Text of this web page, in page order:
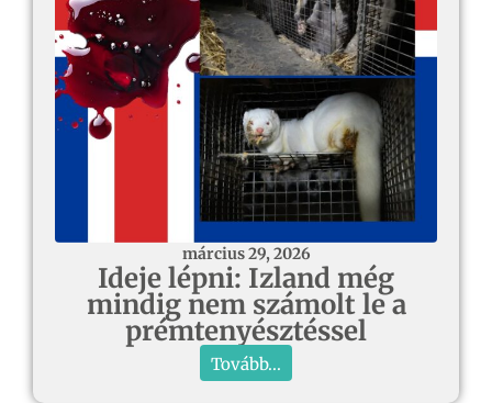
március 29, 2026
Ideje lépni: Izland még
mindig nem számolt le a
prémtenyésztéssel
Tovább...